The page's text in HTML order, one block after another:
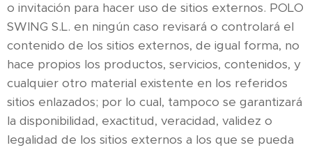
o invitación para hacer uso de sitios externos. POLO
SWING S.L. en ningún caso revisará o controlará el
contenido de los sitios externos, de igual forma, no
hace propios los productos, servicios, contenidos, y
cualquier otro material existente en los referidos
sitios enlazados; por lo cual, tampoco se garantizará
la disponibilidad, exactitud, veracidad, validez o
legalidad de los sitios externos a los que se pueda